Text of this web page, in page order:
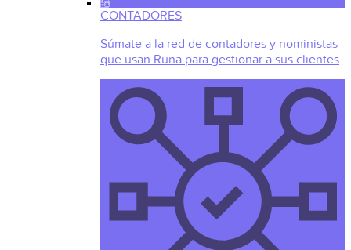
CONTADORES
Súmate a la red de contadores y noministas
que usan Runa para gestionar a sus clientes